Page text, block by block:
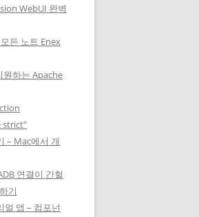
WebUI 완벽
든 노트 Enex
원하는 Apache
strict”
– Mac에서 개
연결이 간헐
기
얼 앱 – 컴포넌